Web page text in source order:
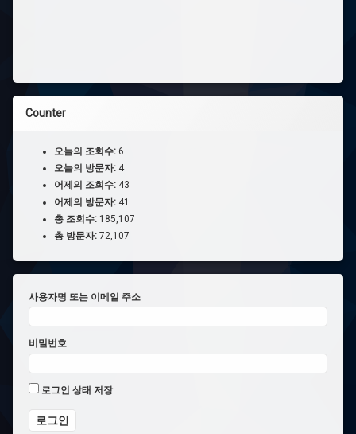
Counter
오늘의 조회수: 6
오늘의 방문자: 4
어제의 조회수: 43
어제의 방문자: 41
총 조회수: 185,107
총 방문자: 72,107
사용자명 또는 이메일 주소
비밀번호
로그인 상태 저장